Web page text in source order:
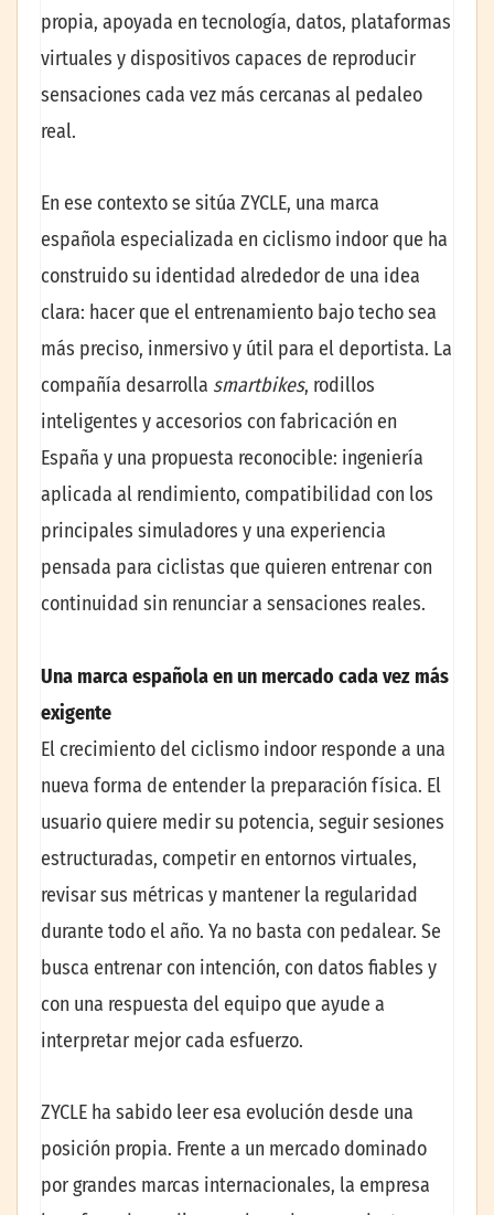
propia, apoyada en tecnología, datos, plataformas
virtuales y dispositivos capaces de reproducir
sensaciones cada vez más cercanas al pedaleo
real.
En ese contexto se sitúa ZYCLE, una marca
española especializada en ciclismo indoor que ha
construido su identidad alrededor de una idea
clara: hacer que el entrenamiento bajo techo sea
más preciso, inmersivo y útil para el deportista. La
compañía desarrolla smartbikes, rodillos
inteligentes y accesorios con fabricación en
España y una propuesta reconocible: ingeniería
aplicada al rendimiento, compatibilidad con los
principales simuladores y una experiencia
pensada para ciclistas que quieren entrenar con
continuidad sin renunciar a sensaciones reales.
Una marca española en un mercado cada vez más
exigente
El crecimiento del ciclismo indoor responde a una
nueva forma de entender la preparación física. El
usuario quiere medir su potencia, seguir sesiones
estructuradas, competir en entornos virtuales,
revisar sus métricas y mantener la regularidad
durante todo el año. Ya no basta con pedalear. Se
busca entrenar con intención, con datos fiables y
con una respuesta del equipo que ayude a
interpretar mejor cada esfuerzo.
ZYCLE ha sabido leer esa evolución desde una
posición propia. Frente a un mercado dominado
por grandes marcas internacionales, la empresa